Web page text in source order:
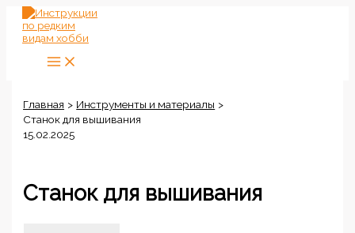
Перейти
содержимому
Главная
Инструменты и материалы
Станок для вышивания
15.02.2025
Станок для вышивания